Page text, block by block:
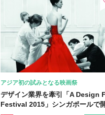
アジア初の試みとなる映画祭
デザイン業界を牽引「A Design
Festival 2015」シンガポールで